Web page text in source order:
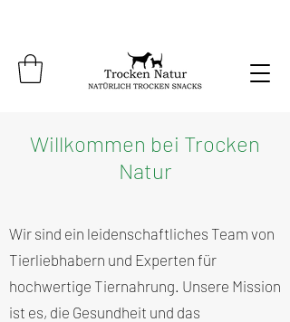
Willkommen bei Trocken
Natur
Wir sind ein leidenschaftliches Team von
Tierliebhabern und Experten für
hochwertige Tiernahrung. Unsere Mission
ist es, die Gesundheit und das